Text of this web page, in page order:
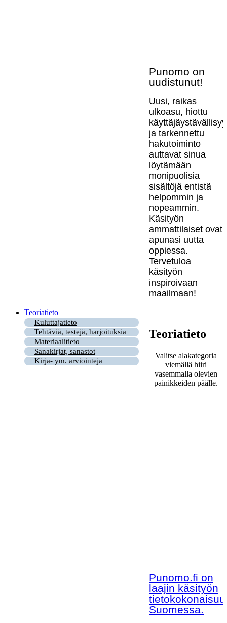
Punomo on
uudistunut!
Uusi, raikas
ulkoasu, hiottu
ja tarkennettu
hakutoiminto
auttavat sinua
löytämään
monipuolisia
sisältöjä entistä
helpommin ja
nopeammin.
Käsityön
ammattilaiset ovat
apunasi uutta
oppiessa.
Tervetuloa
käsityön
inspiroivaan
maailmaan!
Teoriatieto
Kuluttajatieto
Tehtäviä, testejä, harjoituksia
Materiaalitieto
Sanakirjat, sanastot
Kirja- ym. arviointeja
Teoriatieto
Valitse alakategoria
viemällä hiiri
vasemmalla olevien
painikkeiden päälle.
Punomo.fi on
laajin käsityön
Suomessa.